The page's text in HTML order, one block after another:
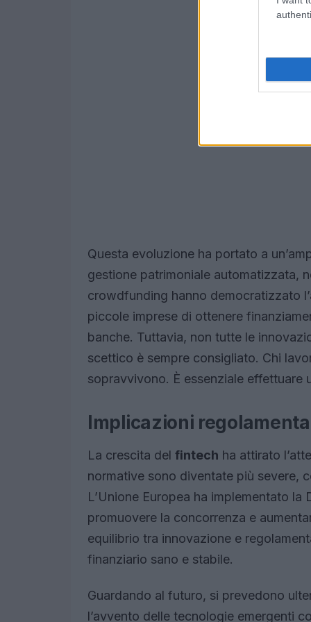
Questa evoluzione ha portato a
gestione patrimoniale automatizzata,
crowdfunding hanno democratizzato
piccole imprese di ottenere
banche. Tuttavia, non tutte le
scettico è sempre consigliato. Chi
sopravvivono. È essenziale effettuare
Implicazioni
La crescita del fintech ha attirato
normative sono diventate più severe,
L’Unione Europea ha implementato
promuovere la concorrenza e
equilibrio tra innovazione e
finanziario sano e stabile.
Guardando al futuro, si prevedono
l’avvento delle tecnologie emergenti